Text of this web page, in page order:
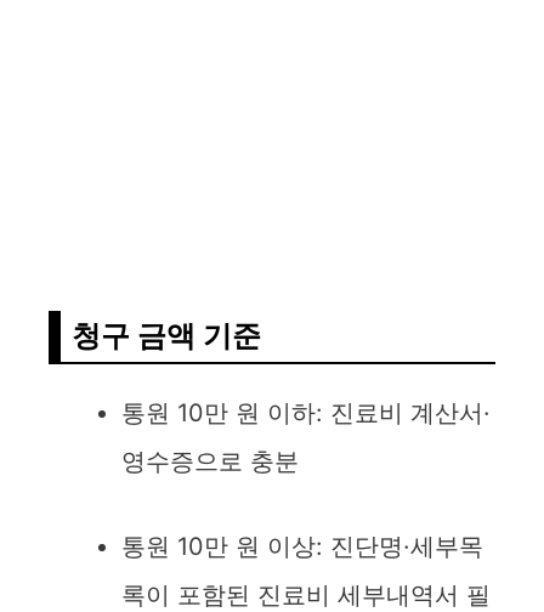
청구 금액 기준
통원 10만 원 이하: 진료비 계산서·
영수증으로 충분
통원 10만 원 이상: 진단명·세부목
록이 포함된 진료비 세부내역서 필